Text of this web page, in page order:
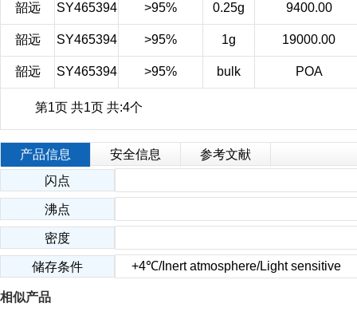
韶远 SY465394 >95% 0.25g 9400.00
韶远 SY465394 >95% 1g 19000.00
韶远 SY465394 >95% bulk POA
第1页 共1页 共:4个
产品信息 安全信息
参考文献
闪点
沸点
密度
储存条件 +4℃/Inert atmosphere/Light sensitive
相似产品